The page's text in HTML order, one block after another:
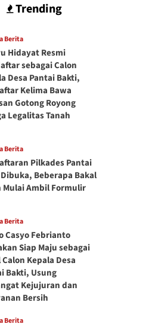
Trending
Berita
Hidayat Resmi
sebagai Calon
Desa Pantai Bakti,
Kelima Bawa
Gotong Royong
Legalitas Tanah
Berita
Pilkades Pantai
Beberapa Bakal
Mulai Ambil Formulir
Berita
Casyo Febrianto
Siap Maju sebagai
Calon Kepala Desa
Bakti, Usung
Kejujuran dan
Bersih
Berita